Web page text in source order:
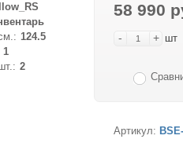
58 990
- + шт
Артикул:
124.5
1
2